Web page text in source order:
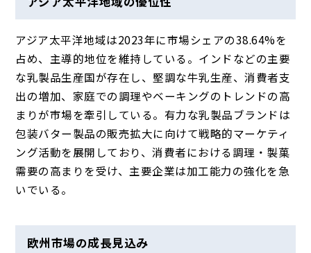
アジア太平洋地域は2023年に市場シェアの38.64%を
占め、主導的地位を維持している。インドなどの主要
な乳製品生産国が存在し、堅調な牛乳生産、消費者支
出の増加、家庭での調理やベーキングのトレンドの高
まりが市場を牽引している。有力な乳製品ブランドは
包装バター製品の販売拡大に向けて戦略的マーケティ
ング活動を展開しており、消費者における調理・製菓
需要の高まりを受け、主要企業は加工能力の強化を急
いでいる。
欧州市場の成長見込み